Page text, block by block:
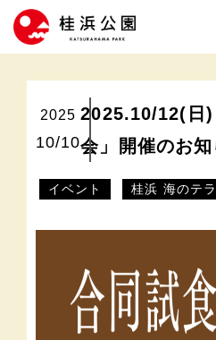
2025
10/10
2025.10/12(日)
会」開催のお
イベント 桂浜 海のテ